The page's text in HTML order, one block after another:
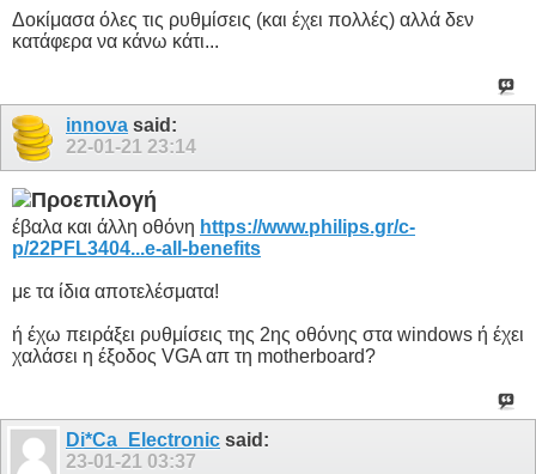
Δοκίμασα όλες τις ρυθμίσεις (και έχει πολλές) αλλά δεν
κατάφερα να κάνω κάτι...
innova said:
22-01-21 23:14
έβαλα και άλλη οθόνη https://www.philips.gr/c-
p/22PFL3404...e-all-benefits
με τα ίδια αποτελέσματα!
ή έχω πειράξει ρυθμίσεις της 2ης οθόνης στα windows ή έχει
χαλάσει η έξοδος VGA απ τη motherboard?
Di*Ca_Electronic said:
23-01-21 03:37